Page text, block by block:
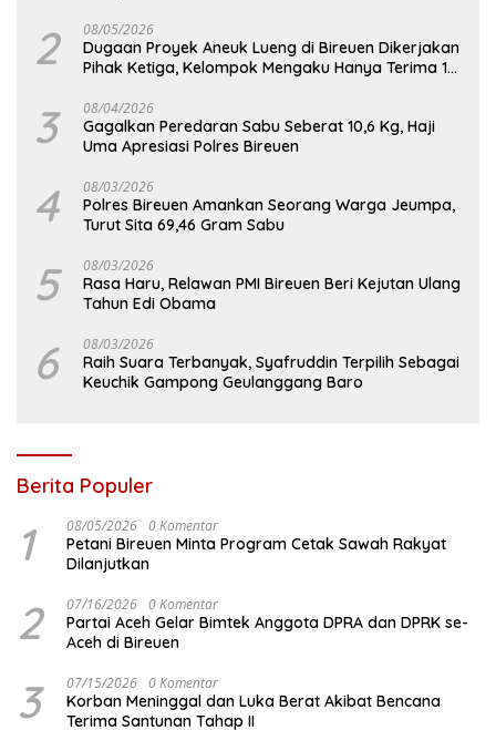
2 08/05/2026
Dugaan Proyek Aneuk Lueng di Bireuen Dikerjakan
Pihak Ketiga, Kelompok Mengaku Hanya Terima 10
3 08/04/2026
Gagalkan Peredaran Sabu Seberat 10,6 Kg, Haji
Uma Apresiasi Polres Bireuen
4 08/03/2026
Polres Bireuen Amankan Seorang Warga Jeumpa,
Turut Sita 69,46 Gram Sabu
5 08/03/2026
Rasa Haru, Relawan PMI Bireuen Beri Kejutan Ulang
Tahun Edi Obama
6 08/03/2026
Raih Suara Terbanyak, Syafruddin Terpilih Sebagai
Keuchik Gampong Geulanggang Baro
Berita Populer
1 08/05/2026 0 Komentar
Petani Bireuen Minta Program Cetak Sawah Rakyat
Dilanjutkan
2 07/16/2026 0 Komentar
Partai Aceh Gelar Bimtek Anggota DPRA dan DPRK se-
Aceh di Bireuen
3 07/15/2026 0 Komentar
Korban Meninggal dan Luka Berat Akibat Bencana
Terima Santunan Tahap II